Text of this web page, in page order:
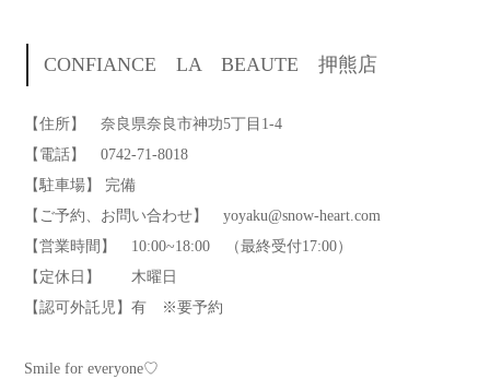
CONFIANCE LA BEAUTE 押熊店
【住所】 奈良県奈良市神功5丁目1-4
【電話】 0742-71-8018
【駐車場】 完備
【ご予約、お問い合わせ】 yoyaku@snow-heart.com
【営業時間】 10:00~18:00 （最終受付17:00）
【定休日】 木曜日
【認可外託児】有 ※要予約
Smile for everyone♡